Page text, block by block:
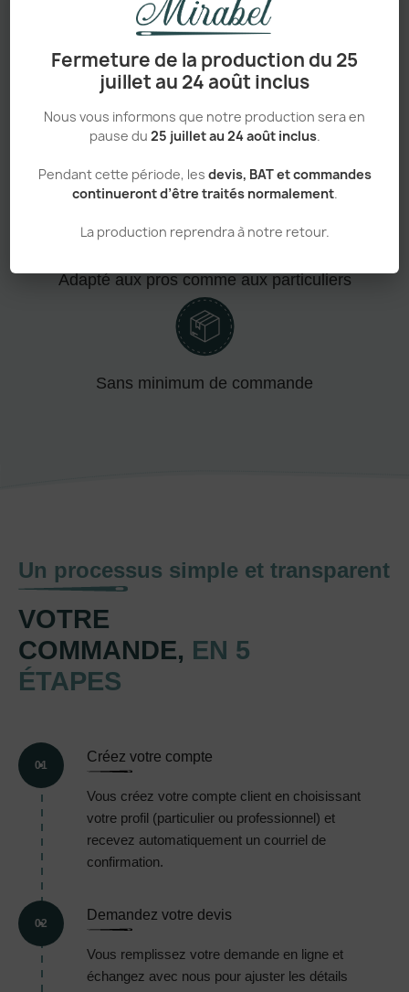
Fermeture de la production du 25
juillet au 24 août inclus
Nous vous informons que notre production sera en
pause du 25 juillet au 24 août inclus.
Pendant cette période, les devis, BAT et commandes
continueront d’être traités normalement.
La production reprendra à notre retour.
Confort absolu & durabilité renforcée
Personnalisation haut de gamme
Adapté aux pros comme aux particuliers
Sans minimum de commande
Un processus simple et transparent
VOTRE
COMMANDE, EN 5
ÉTAPES
01
Créez votre compte
Vous créez votre compte client en choisissant
votre profil (particulier ou professionnel) et
recevez automatiquement un courriel de
confirmation.
02
Demandez votre devis
Vous remplissez votre demande en ligne et
échangez avec nous pour ajuster les détails